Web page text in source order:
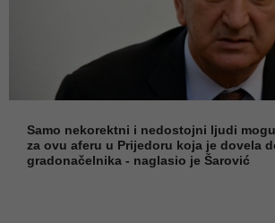
Samo nekorektni i nedostojni ljudi
za ovu aferu u Prijedoru koja je dovela
gradonačelnika - naglasio je Šarović